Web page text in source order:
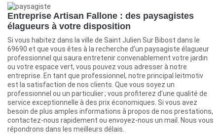
Entreprise Artisan Fallone : des paysagistes
élagueurs à votre disposition
Si vous habitez dans la ville de Saint Julien Sur Bibost dans le
69690 et que vous êtes à la recherche d’un paysagiste élagueur
professionnel qui saura entretenir convenablement votre jardin
ou votre espace vert, vous pouvez vous adresser à notre
entreprise. En tant que professionnel, notre principal leitmotiv
est la satisfaction de nos clients. Que vous soyez un
professionnel ou un particulier ; vous profiterez d’une qualité de
service exceptionnelle à des prix économiques. Si vous avez
besoin de plus amples informations à propos de nos prestations,
contactez-nous rapidement ou envoyez-nous un mail. Nous vous
répondrons dans les meilleurs délais.